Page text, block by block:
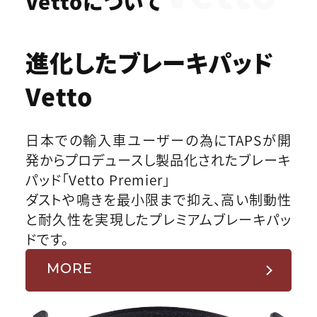
進化したブレーキパッド
Vetto
日本での輸入車ユーザーの為にTAPSが開
発からプロデュースし製品化されたブレーキ
パッド「Vetto Premier」
ダストや鳴きを最小限まで抑え、高い制動性
と耐久性を実現したプレミアムブレーキパッ
ドです。
MORE